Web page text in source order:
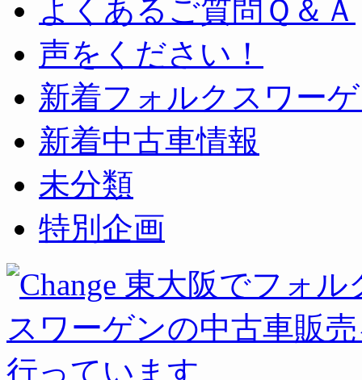
よくあるご質問Ｑ＆Ａ
声をください！
新着フォルクスワー
新着中古車情報
未分類
特別企画